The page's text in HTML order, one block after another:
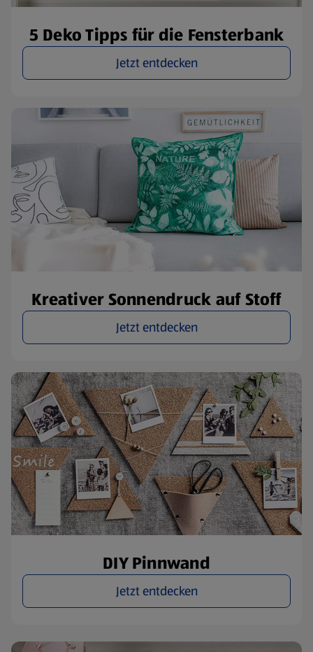
5 Deko Tipps für die Fensterbank
Jetzt entdecken
Kreativer Sonnendruck auf Stoff
Jetzt entdecken
DIY Pinnwand
Jetzt entdecken